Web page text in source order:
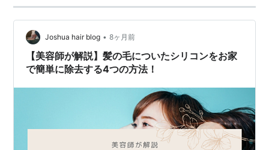
ビルドアップを治すためのオススメのヘアケアア…
Joshua hair blog • 8ヶ月前
【美容師が解説】髪の毛についたシリコンをお家
で簡単に除去する4つの方法！